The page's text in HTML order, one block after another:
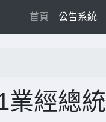
首頁 (current)
公告系統
經總